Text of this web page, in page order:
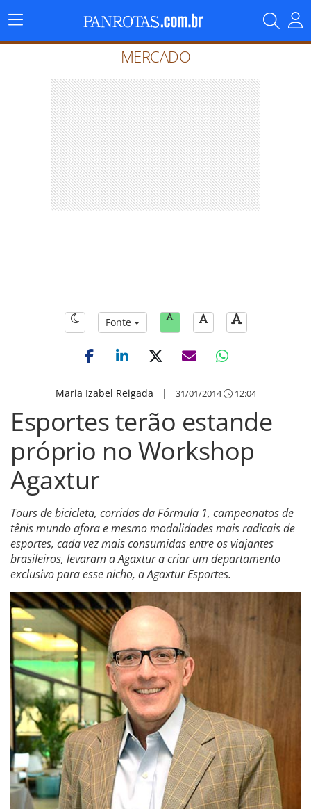
Menu
Principal
MERCADO
Fonte
Maria Izabel Reigada | 31/01/2014 12:04
Esportes terão estande
próprio no Workshop
Agaxtur
Tours de bicicleta, corridas da Fórmula 1, campeonatos de
tênis mundo afora e mesmo modalidades mais radicais de
esportes, cada vez mais consumidas entre os viajantes
brasileiros, levaram a Agaxtur a criar um departamento
exclusivo para esse nicho, a Agaxtur Esportes.